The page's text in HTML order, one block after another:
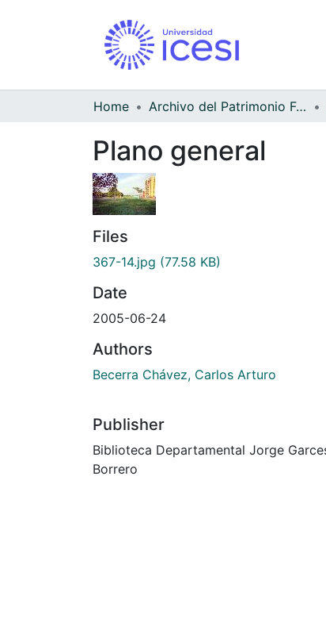
Home Archivo del Patrimonio Fotográfico y Fílmico del Valle del Cauca
Plano general
Files
367-14.jpg (77.58 KB)
Date
2005-06-24
Authors
Becerra Chávez, Carlos Arturo
Publisher
Biblioteca Departamental Jorge
Borrero